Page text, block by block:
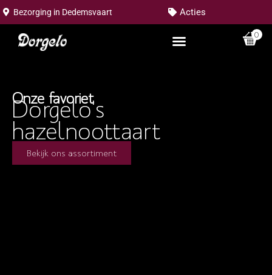
Bezorging in Dedemsvaart Acties
0
Onze favoriet
Dorgelo's
hazelnoottaart
Bekijk ons assortiment